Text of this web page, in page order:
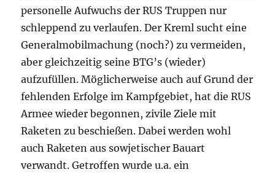
personelle Aufwuchs der RUS Truppen nur
schleppend zu verlaufen. Der Kreml sucht eine
Generalmobilmachung (noch?) zu vermeiden,
aber gleichzeitig seine BTG’s (wieder)
aufzufüllen. Möglicherweise auch auf Grund der
fehlenden Erfolge im Kampfgebiet, hat die RUS
Armee wieder begonnen, zivile Ziele mit
Raketen zu beschießen. Dabei werden wohl
auch Raketen aus sowjetischer Bauart
verwandt. Getroffen wurde u.a. ein